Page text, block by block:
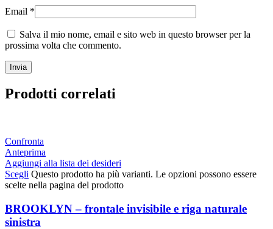
Email *
Salva il mio nome, email e sito web in questo browser per la
prossima volta che commento.
Prodotti correlati
Confronta
Anteprima
Aggiungi alla lista dei desideri
Scegli Questo prodotto ha più varianti. Le opzioni possono essere
scelte nella pagina del prodotto
BROOKLYN – frontale invisibile e riga naturale
sinistra